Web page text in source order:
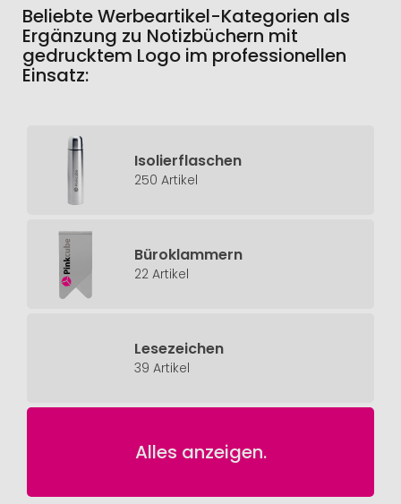
Seite
Beliebte Werbeartikel-Kategorien als
Ergänzung zu Notizbüchern mit
gedrucktem Logo im professionellen
Einsatz:
Isolierflaschen
250 Artikel
Büroklammern
22 Artikel
Lesezeichen
39 Artikel
Alles anzeigen.